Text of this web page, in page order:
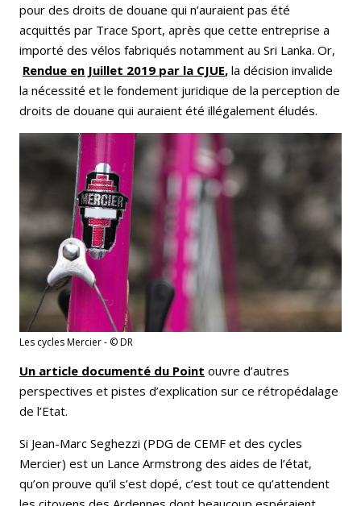
pour des droits de douane qui n’auraient pas été
acquittés par Trace Sport, après que cette entreprise a
importé des vélos fabriqués notamment au Sri Lanka. Or,
Rendue en Juillet 2019 par la CJUE, la décision invalide
la nécessité et le fondement juridique de la perception de
droits de douane qui auraient été illégalement éludés.
Les cycles Mercier - © DR
Un article documenté du Point ouvre d’autres
perspectives et pistes d’explication sur ce rétropédalage
de l’Etat.
Si Jean-Marc Seghezzi (PDG de CEMF et des cycles
Mercier) est un Lance Armstrong des aides de l’état,
qu’on prouve qu’il s’est dopé, c’est tout ce qu’attendent